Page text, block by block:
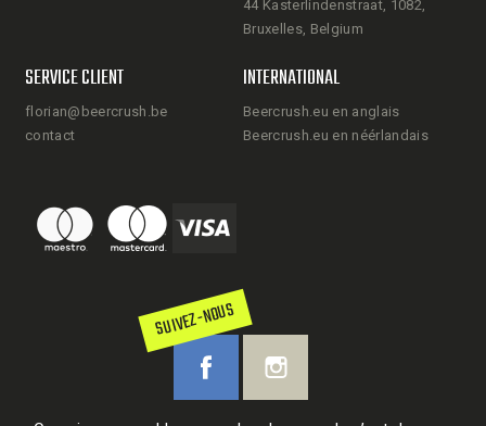
44 Kasterlindenstraat, 1082,
Bruxelles, Belgium
SERVICE CLIENT
florian@beercrush.be
contact
INTERNATIONAL
Beercrush.eu en anglais
Beercrush.eu en néérlandais
SUIVEZ-NOUS